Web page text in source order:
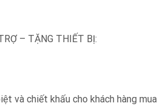
– TẶNG THIẾT BỊ:
và chiết khấu cho khách hàng mua